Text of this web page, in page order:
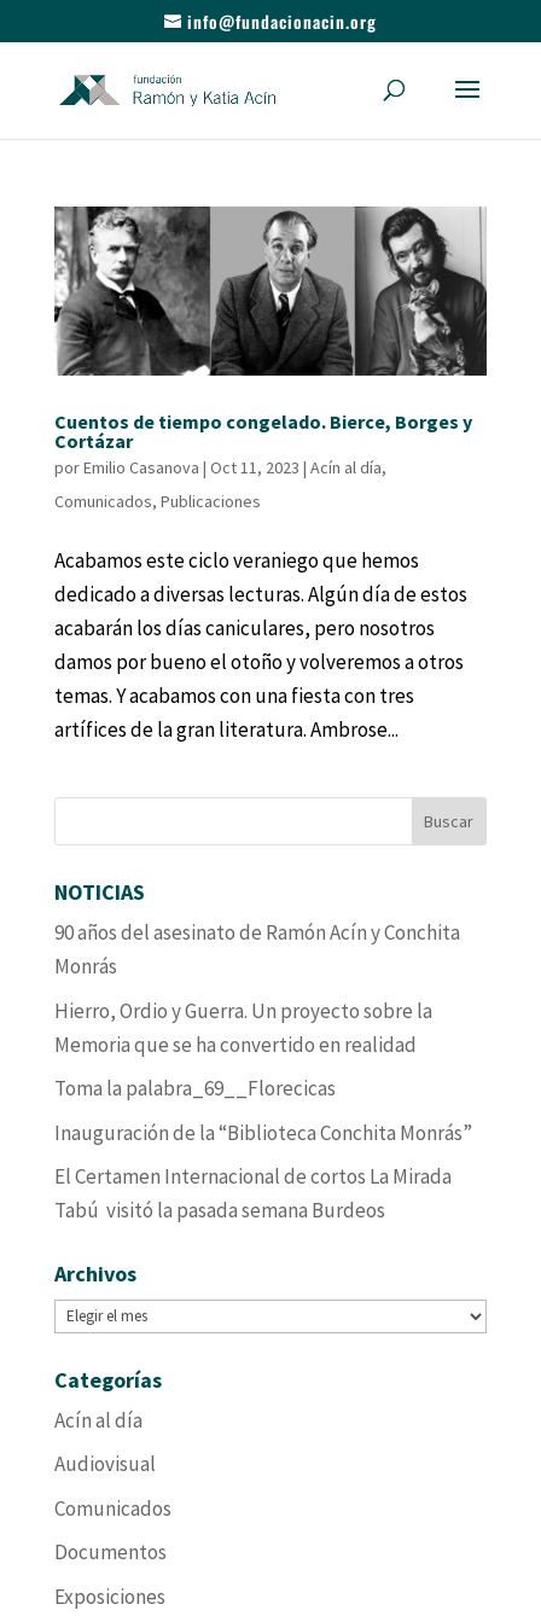
info@fundacionacin.org
Cuentos de tiempo congelado. Bierce, Borges y
Cortázar
porEmilio Casanova | Oct 11, 2023 | Acín al día,
Comunicados, Publicaciones
Acabamos este ciclo veraniego que hemos
dedicado a diversas lecturas. Algún día de estos
acabarán los días caniculares, pero nosotros
damos por bueno el otoño y volveremos a otros
temas. Y acabamos con una fiesta con tres
artífices de la gran literatura. Ambrose...
NOTICIAS
90 años del asesinato de Ramón Acín y Conchita
Monrás
Hierro, Ordio y Guerra. Un proyecto sobre la
Memoria que se ha convertido en realidad
Toma la palabra_69__Florecicas
Inauguración de la “Biblioteca Conchita Monrás”
El Certamen Internacional de cortos La Mirada
Tabú visitó la pasada semana Burdeos
Archivos
Archivos
Categorías
Acín al día
Audiovisual
Comunicados
Documentos
Exposiciones